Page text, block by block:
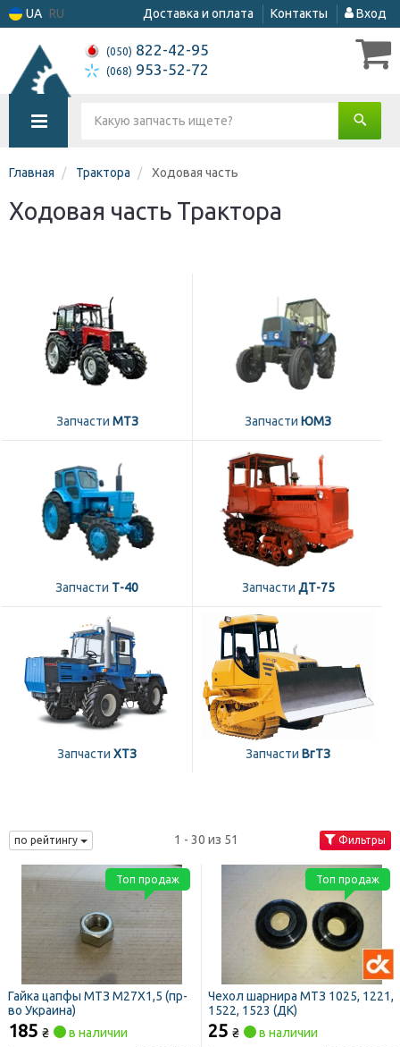
UA RU Доставка и оплата Контакты Вход
(050) 822-42-95
(068) 953-52-72
Главная Трактора Ходовая часть
Ходовая часть Трактора
Запчасти МТЗ Запчасти ЮМЗ
Запчасти Т-40 Запчасти ДТ-75
Запчасти ХТЗ Запчасти ВгТЗ
по рейтингу 1 - 30 из 51 Фильтры
Гайка цапфы МТЗ М27X1,5 (пр-
во Украина)
185 ₴ в наличии
Топ продаж
Чехол шарнира МТЗ 1025, 1221,
1522, 1523 (ДК)
25 ₴ в наличии
Топ продаж